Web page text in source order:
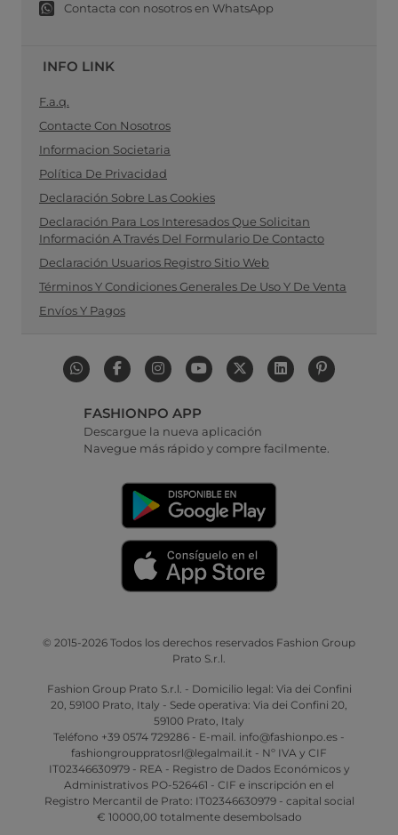
Contacta con nosotros en WhatsApp
INFO LINK
F.a.q.
Contacte Con Nosotros
Informacion Societaria
Política De Privacidad
Declaración Sobre Las Cookies
Declaración Para Los Interesados Que Solicitan
Información A Través Del Formulario De Contacto
Declaración Usuarios Registro Sitio Web
Términos Y Condiciones Generales De Uso Y De Venta
Envíos Y Pagos
FASHIONPO APP
Descargue la nueva aplicación
Navegue más rápido y compre facilmente.
© 2015-2026 Todos los derechos reservados Fashion Group
Prato S.r.l.
Fashion Group Prato S.r.l. - Domicilio legal: Via dei Confini
20, 59100 Prato, Italy - Sede operativa: Via dei Confini 20,
59100 Prato, Italy
Teléfono +39 0574 729286 - E-mail. info@fashionpo.es -
fashiongrouppratosrl@legalmail.it - Nº IVA y CIF
IT02346630979 - REA - Registro de Dados Económicos y
Administrativos PO-526461 - CIF e inscripción en el
Registro Mercantil de Prato: IT02346630979 - capital social
€ 10000,00 totalmente desembolsado